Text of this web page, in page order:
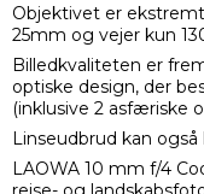
Objektivet er
25mm og vejer kun
Billedkvaliteten er
optiske design, der
(inklusive 2 asfæriske
Linseudbrud kan
LAOWA 10 mm f/4